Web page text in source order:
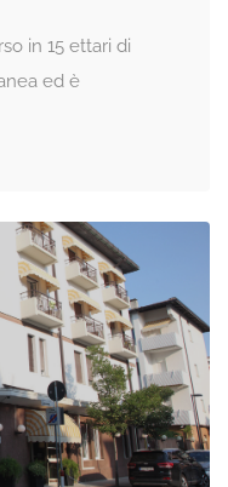
in 15 ettari di
ed è